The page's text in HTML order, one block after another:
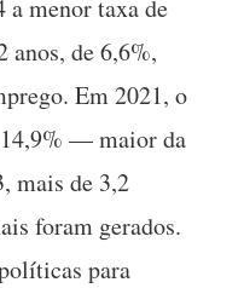
menor taxa de
anos, de 6,6%,
Em 2021, o
— maior da
mais de 3,2
foram gerados.
para